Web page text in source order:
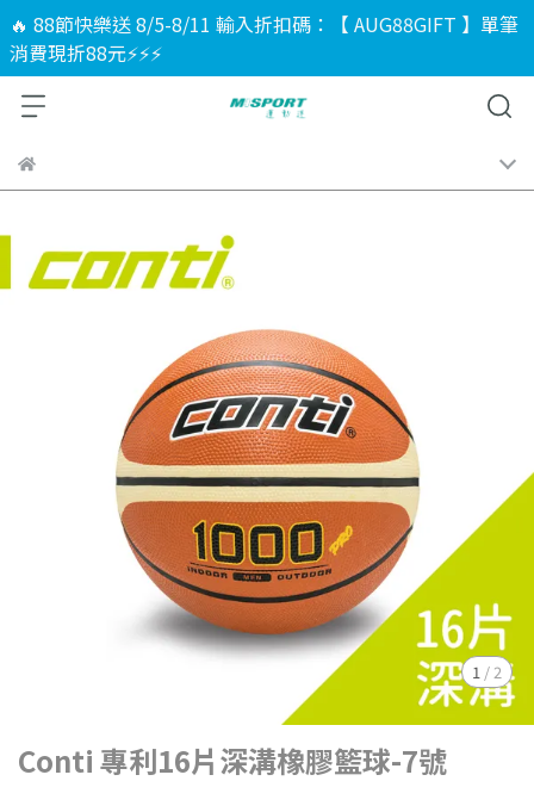
🔥 88節快樂送 8/5-8/11 輸入折扣碼：【 AUG88GIFT 】單筆
消費現折88元⚡⚡⚡
1 / 2
Conti 專利16片深溝橡膠籃球-7號